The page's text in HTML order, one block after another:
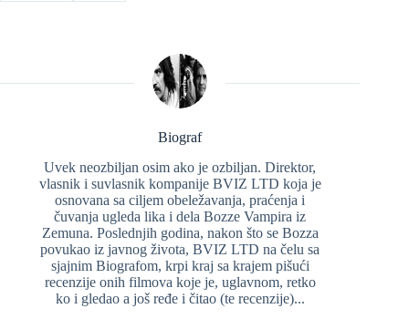
Biograf
Uvek neozbiljan osim ako je ozbiljan. Direktor,
vlasnik i suvlasnik kompanije BVIZ LTD koja je
osnovana sa ciljem obeležavanja, praćenja i
čuvanja ugleda lika i dela Bozze Vampira iz
Zemuna. Poslednjih godina, nakon što se Bozza
povukao iz javnog života, BVIZ LTD na čelu sa
sjajnim Biografom, krpi kraj sa krajem pišući
recenzije onih filmova koje je, uglavnom, retko
ko i gledao a još ređe i čitao (te recenzije)...